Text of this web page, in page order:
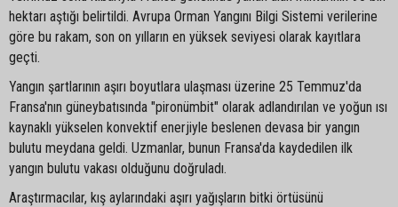
hektarı aştığı belirtildi. Avrupa Orman Yangını Bilgi Sistemi verilerine
göre bu rakam, son on yılların en yüksek seviyesi olarak kayıtlara
geçti.
Yangın şartlarının aşırı boyutlara ulaşması üzerine 25 Temmuz'da
Fransa'nın güneybatısında "pironümbit" olarak adlandırılan ve yoğun ısı
kaynaklı yükselen konvektif enerjiyle beslenen devasa bir yangın
bulutu meydana geldi. Uzmanlar, bunun Fransa'da kaydedilen ilk
yangın bulutu vakası olduğunu doğruladı.
Araştırmacılar, kış aylarındaki aşırı yağışların bitki örtüsünü